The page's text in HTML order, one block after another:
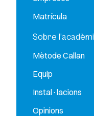
Matrícula
Sobre
Mètode Callan
Equip
Instal·lacions
Opinions